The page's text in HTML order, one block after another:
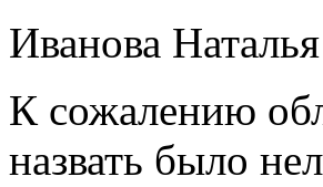
Иванова
К сожалению
назвать было